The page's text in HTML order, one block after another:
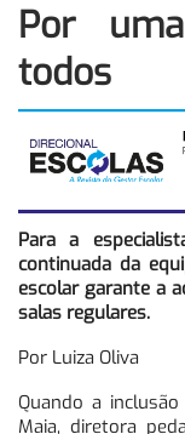
Por
todos
Para a
continuada da
escolar garante a
salas regulares.
Por Luiza Oliva
Quando a
Maia, diretora